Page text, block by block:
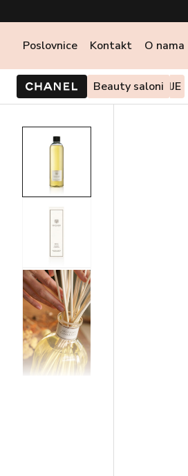
Poslovnice Kontakt O nama
Beauty saloni
PONUDE I AKCIJE